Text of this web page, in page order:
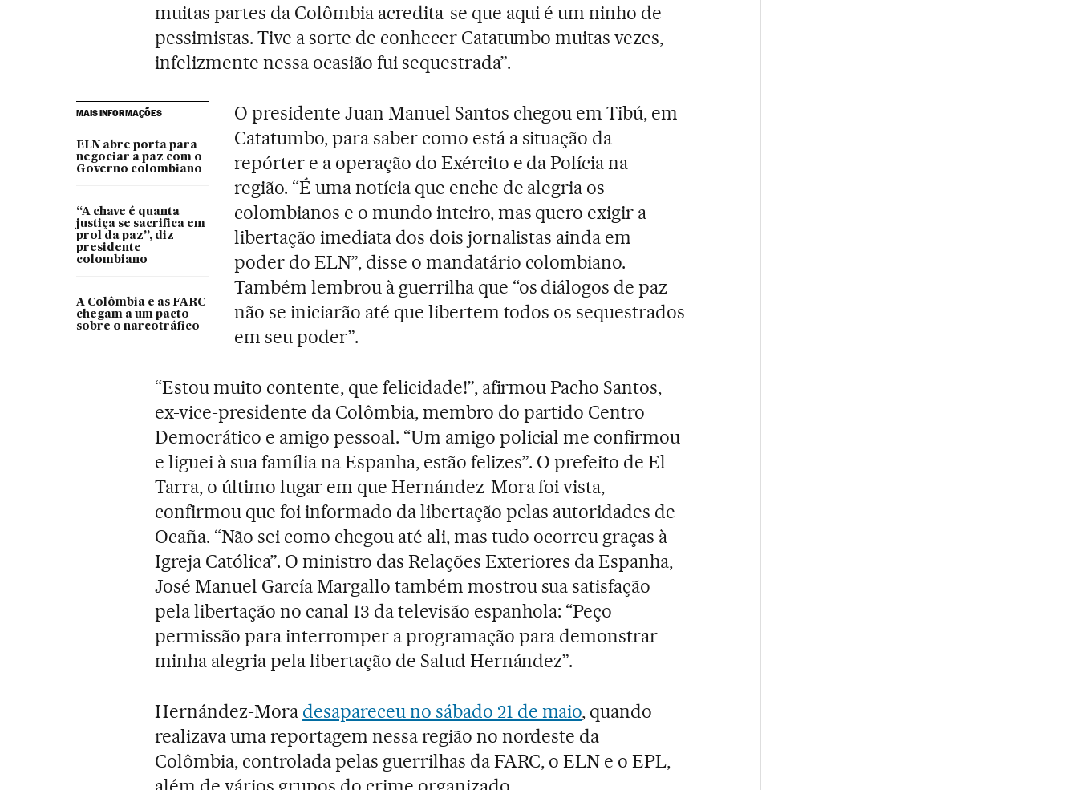
muitas partes da Colômbia acredita-se que aqui é um ninho de
pessimistas. Tive a sorte de conhecer Catatumbo muitas vezes,
infelizmente nessa ocasião fui sequestrada”.
MAIS INFORMAÇÕES
ELN abre porta para
negociar a paz com o
Governo colombiano
“A chave é quanta
justiça se sacrifica em
prol da paz”, diz
presidente
colombiano
A Colômbia e as FARC
chegam a um pacto
sobre o narcotráfico
O presidente Juan Manuel Santos chegou em Tibú, em
Catatumbo, para saber como está a situação da
repórter e a operação do Exército e da Polícia na
região. “É uma notícia que enche de alegria os
colombianos e o mundo inteiro, mas quero exigir a
libertação imediata dos dois jornalistas ainda em
poder do ELN”, disse o mandatário colombiano.
Também lembrou à guerrilha que “os diálogos de paz
não se iniciarão até que libertem todos os sequestrados
em seu poder”.
“Estou muito contente, que felicidade!”, afirmou Pacho Santos,
ex-vice-presidente da Colômbia, membro do partido Centro
Democrático e amigo pessoal. “Um amigo policial me confirmou
e liguei à sua família na Espanha, estão felizes”. O prefeito de El
Tarra, o último lugar em que Hernández-Mora foi vista,
confirmou que foi informado da libertação pelas autoridades de
Ocaña. “Não sei como chegou até ali, mas tudo ocorreu graças à
Igreja Católica”. O ministro das Relações Exteriores da Espanha,
José Manuel García Margallo também mostrou sua satisfação
pela libertação no canal 13 da televisão espanhola: “Peço
permissão para interromper a programação para demonstrar
minha alegria pela libertação de Salud Hernández”.
Hernández-Mora desapareceu no sábado 21 de maio, quando
realizava uma reportagem nessa região no nordeste da
Colômbia, controlada pelas guerrilhas da FARC, o ELN e o EPL,